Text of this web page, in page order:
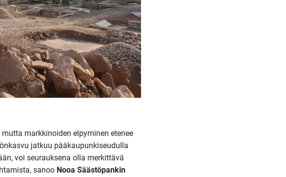
markkinoiden elpyminen etenee
jatkuu pääkaupunkiseudulla
voi seurauksena olla merkittävä
sanoo Nooa Säästöpankin